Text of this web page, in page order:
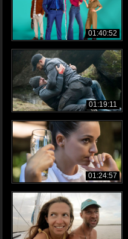
01:40:52
01:19:11
01:24:57